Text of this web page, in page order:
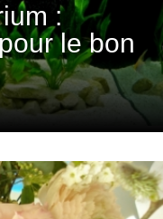
:
le bon